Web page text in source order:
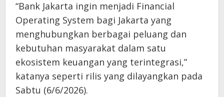
“Bank Jakarta ingin menjadi Financial
Operating System bagi Jakarta yang
menghubungkan berbagai peluang dan
kebutuhan masyarakat dalam satu
ekosistem keuangan yang terintegrasi,”
katanya seperti rilis yang dilayangkan pada
Sabtu (6/6/2026).